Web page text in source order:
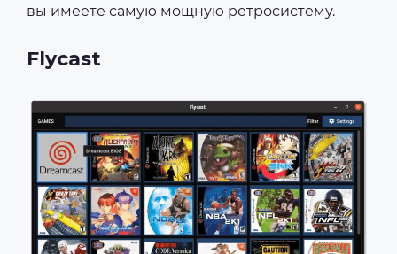
вы имеете самую мощную ретросистему.
Flycast